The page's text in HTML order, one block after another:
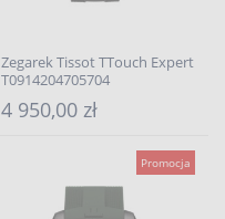
Zegarek Tissot TTouch Expert
T0914204705704
4 950,00 zł
Promocja